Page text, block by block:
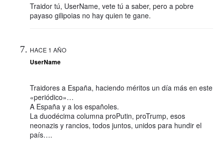
Traidor tú, UserName, vete tú a saber, pero a pobre
payaso gilipoias no hay quien te gane.
HACE 1 AÑO
UserName
Traidores a España, haciendo méritos un día más en este
«periódico»…
A España y a los españoles.
La duodécima columna proPutin, proTrump, esos
neonazis y rancios, todos juntos, unidos para hundir el
país….